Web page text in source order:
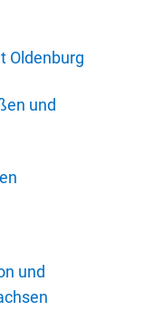
Oldenburg
und
und